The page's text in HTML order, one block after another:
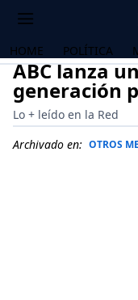
HOME POLÍTICA
ABC lanza
generación
Lo + leído en la Red
Archivado en: OTROS